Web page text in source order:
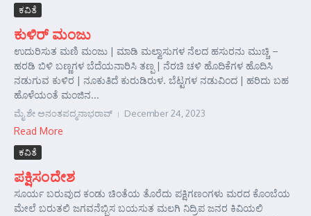
ಕವಿತೆ
ಕುಳಿರ್ ಮಂಜು
ಉದುರಿಸುತ ಮಣಿ ಮಂಜು | ಮಾಡಿ ಮಲ್ವಾಸುಗಳ ನೆಲದ ಹಸುರನು ಮುಚ್ಚಿ –
ಹರಡಿ ಬಿಳಿ ಬಣ್ಣಗಳ ಬೆದೆಯನಾರಿಸಿ ತಣ್ಪ | ನೆರಚಿ ಚಳಿ ಹೊದಿಕೆಗಳ ಹೊದಿಸಿ
ನಡುಗುವ ಕುಳಿರ | ನೂಕುತಿದೆ ಕುರುಡಿರುಳ. ಬೆಟ್ಟಗಳ ನಡುವಿಂದ | ಹರಿದು ಬಹ
ಹೊಳೆಯಂತೆ ಮಂಜಿನ...
ಮೈ ಶೇ ಅನಂತಪದ್ಮನಾಭರಾವ್ December 24, 2023
Read More
ಕವಿತೆ
ಪಕ್ಷಿಸಂದೇಶ
ಸೂರ್ಯ ಬರುವುದ ಕಂಡು ಚಿಂತೆಯ ತೊರೆದು ಪಕ್ಷಿಗಣಂಗಳು ಮರದ ಕೊಂಬೆಯ
ಮೇಲೆ ಬರುತಲಿ ಜಗವನೆಬ್ಬಿಸ ಬಯಸುತ ಮಲಗಿ ನಿದ್ರಿಪ ಜನರ ಕಿವಿಯಲಿ